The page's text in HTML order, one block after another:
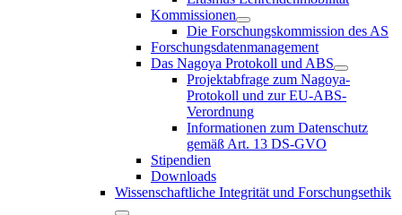
Kommissionen
Die Forschungskommission des AS
Forschungsdatenmanagement
Das Nagoya Protokoll und ABS
Projektabfrage zum Nagoya-
Protokoll und zur EU-ABS-
Verordnung
Informationen zum Datenschutz
gemäß Art. 13 DS-GVO
Stipendien
Downloads
Wissenschaftliche Integrität und Forschungsethik